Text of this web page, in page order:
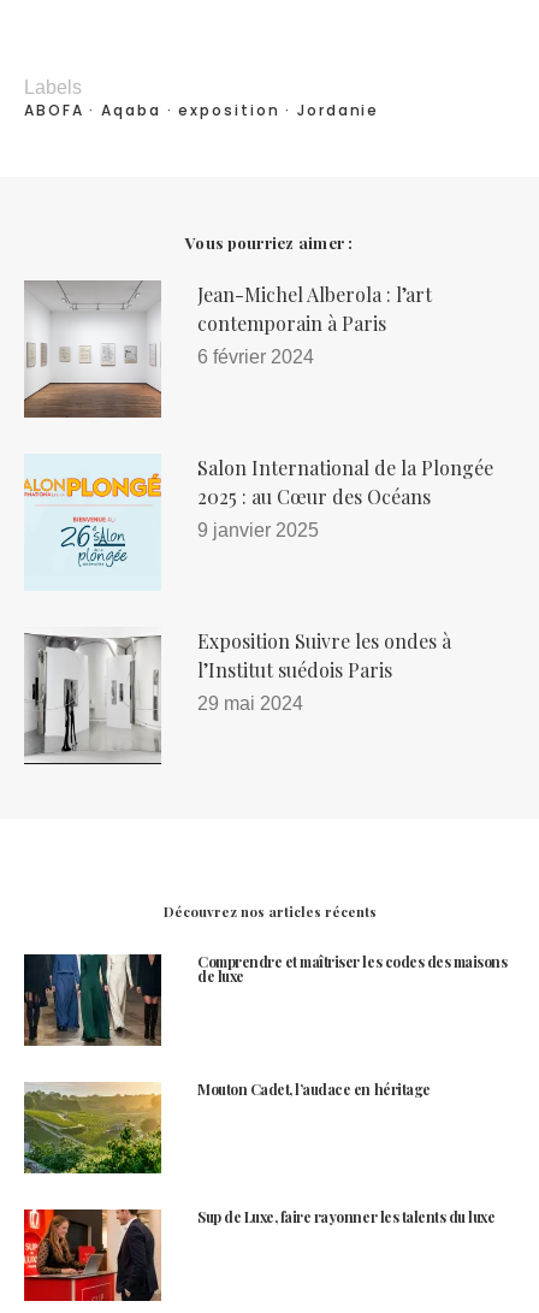
Labels
ABOFA
Aqaba exposition Jordanie
Vous pourriez aimer :
Jean-Michel Alberola : l’art
contemporain à Paris
6 février 2024
Salon International de la Plongée
2025 : au Cœur des Océans
9 janvier 2025
Exposition Suivre les ondes à
l’Institut suédois Paris
29 mai 2024
Découvrez nos articles récents
Comprendre et maîtriser les codes des maisons
de luxe
Mouton Cadet, l’audace en héritage
Sup de Luxe, faire rayonner les talents du luxe